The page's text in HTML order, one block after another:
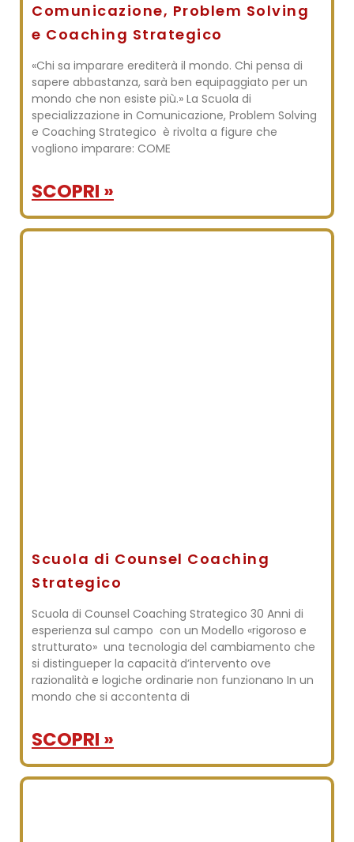
Comunicazione, Problem Solving
e Coaching Strategico
«Chi sa imparare erediterà il mondo. Chi pensa di
sapere abbastanza, sarà ben equipaggiato per un
mondo che non esiste più.» La Scuola di
specializzazione in Comunicazione, Problem Solving
e Coaching Strategico è rivolta a figure che
vogliono imparare: COME
SCOPRI »
Scuola di Counsel Coaching
Strategico
Scuola di Counsel Coaching Strategico 30 Anni di
esperienza sul campo con un Modello «rigoroso e
strutturato» una tecnologia del cambiamento che
si distingueper la capacità d’intervento ove
razionalità e logiche ordinarie non funzionano In un
mondo che si accontenta di
SCOPRI »